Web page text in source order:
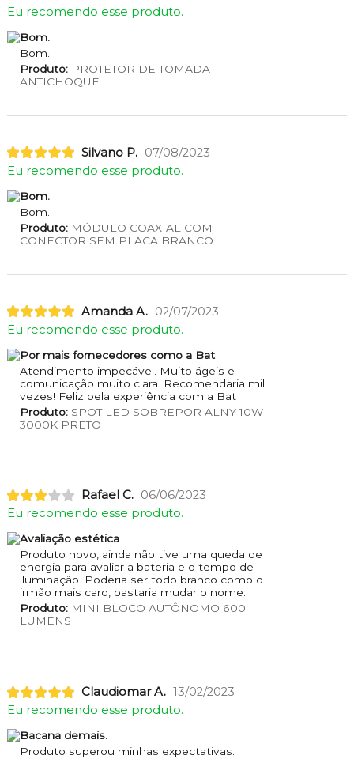
Eu recomendo esse produto.
Bom.
Bom.
Produto:PROTETOR DE TOMADA
ANTICHOQUE
Silvano P. 07/08/2023
Eu recomendo esse produto.
Bom.
Bom.
Produto:MÓDULO COAXIAL COM
CONECTOR SEM PLACA BRANCO
Amanda A. 02/07/2023
Eu recomendo esse produto.
Por mais fornecedores como a Bat
Atendimento impecável. Muito ágeis e
comunicação muito clara. Recomendaria mil
vezes! Feliz pela experiência com a Bat
Produto:SPOT LED SOBREPOR ALNY 10W
3000K PRETO
Rafael C. 06/06/2023
Eu recomendo esse produto.
Avaliação estética
Produto novo, ainda não tive uma queda de
energia para avaliar a bateria e o tempo de
iluminação. Poderia ser todo branco como o
irmão mais caro, bastaria mudar o nome.
Produto:MINI BLOCO AUTÔNOMO 600
LUMENS
Claudiomar A. 13/02/2023
Eu recomendo esse produto.
Bacana demais.
Produto superou minhas expectativas.